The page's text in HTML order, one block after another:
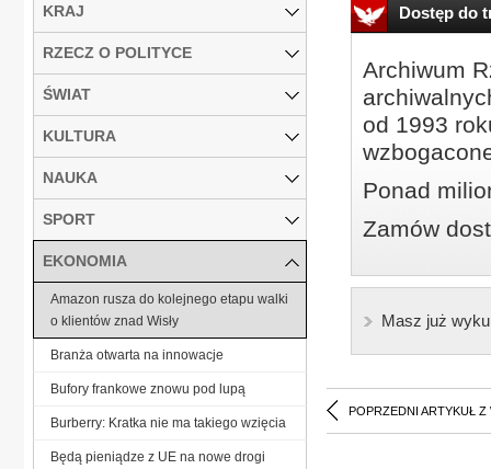
Dostęp do
Archiwum
od 1993
Ponad
Zamów
Masz już
POPRZEDNI ARTYKUŁ Z
KRAJ
RZECZ O POLITYCE
ŚWIAT
KULTURA
NAUKA
SPORT
EKONOMIA
Amazon rusza do kolejnego etapu walki
o klientów znad Wisły
Branża otwarta na innowacje
Bufory frankowe znowu pod lupą
Burberry: Kratka nie ma takiego wzięcia
Będą pieniądze z UE na nowe drogi